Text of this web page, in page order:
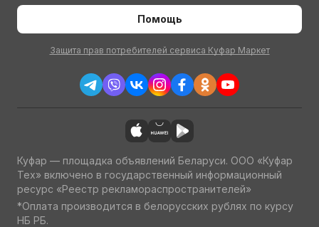
Помощь
Защита прав потребителей сервиса Куфар Маркет
Куфар — площадка объявлений Беларуси. ООО «Куфар
Тех» включено в государственный информационный
ресурс «Реестр рекламораспространителей»
*Оплата производится в белорусских рублях по курсу
НБ РБ.